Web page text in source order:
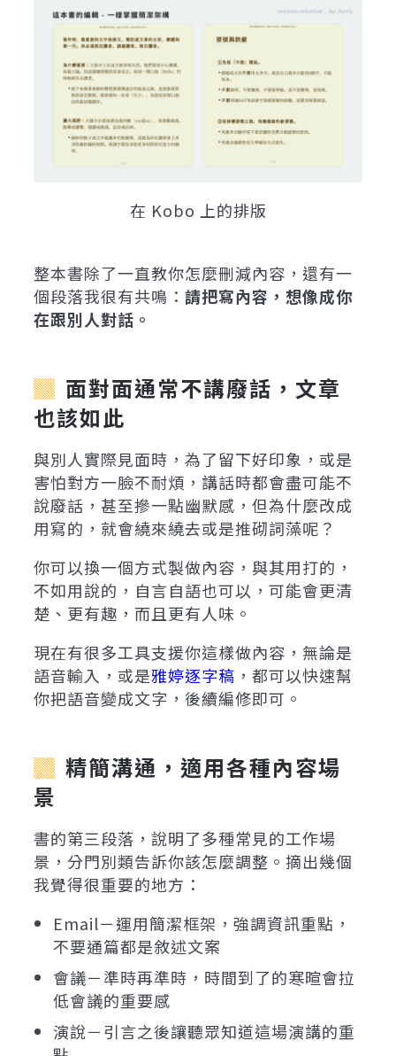
在 Kobo 上的排版
整本書除了一直教你怎麼刪減內容，還有一
個段落我很有共鳴： 請把寫內容，想像成你
在跟別人對話。
面對面通常不講廢話，文章
也該如此
與別人實際見面時，為了留下好印象，或是
害怕對方一臉不耐煩，講話時都會盡可能不
說廢話，甚至摻一點幽默感，但為什麼改成
用寫的，就會繞來繞去或是推砌詞藻呢？
你可以換一個方式製做內容，與其用打的，
不如用說的，自言自語也可以，可能會更清
楚、更有趣，而且更有人味。
現在有很多工具支援你這樣做內容，無論是
語音輸入，或是雅婷逐字稿 ，都可以快速幫
你把語音變成文字，後續編修即可。
精簡溝通，適用各種內容場
景
書的第三段落，說明了多種常見的工作場
景，分門別類告訴你該怎麼調整。摘出幾個
我覺得很重要的地方：
Email－運用簡潔框架，強調資訊重點，
不要通篇都是敘述文案
會議－準時再準時，時間到了的寒暄會拉
低會議的重要感
演說－引言之後讓聽眾知道這場演講的重